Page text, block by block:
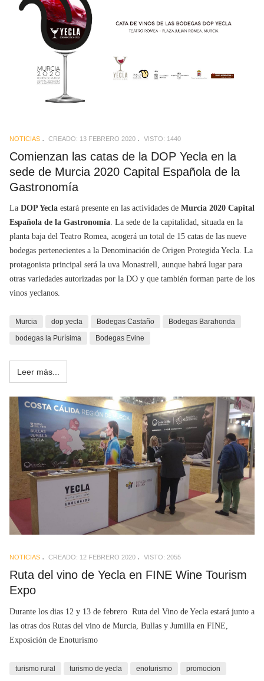
NOTICIAS CREADO: 13 FEBRERO 2020 VISTO: 1440
Comienzan las catas de la DOP Yecla en la
sede de Murcia 2020 Capital Española de la
Gastronomía
La DOP Yecla estará presente en las actividades de Murcia 2020 Capital
Española de la Gastronomía. La sede de la capitalidad, situada en la
planta baja del Teatro Romea, acogerá un total de 15 catas de las nueve
bodegas pertenecientes a la Denominación de Origen Protegida Yecla. La
protagonista principal será la uva Monastrell, aunque habrá lugar para
otras variedades autorizadas por la DO y que también forman parte de los
vinos yeclanos.
Murcia dop yecla Bodegas Castaño
Bodegas Barahonda
bodegas la Purísima
Bodegas Evine
Leer más...
NOTICIAS CREADO: 12 FEBRERO 2020 VISTO: 2055
Ruta del vino de Yecla en FINE Wine Tourism
Expo
Durante los dias 12 y 13 de febrero Ruta del Vino de Yecla estará junto a
las otras dos Rutas del vino de Murcia, Bullas y Jumilla en FINE,
Exposición de Enoturismo
turismo rural turismo de yecla enoturismo promocion